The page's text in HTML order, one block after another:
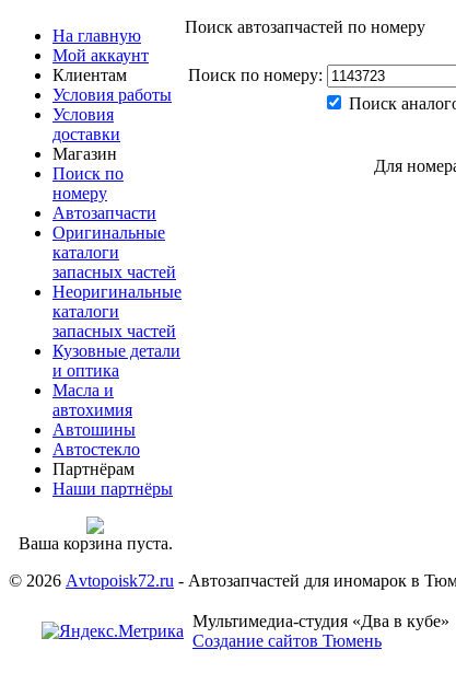
На главную
Мой аккаунт
Клиентам
Условия работы
Условия
доставки
Магазин
Поиск по
номеру
Автозапчасти
Оригинальные
каталоги
запасных частей
Неоригинальные
каталоги
запасных частей
Кузовные детали
и оптика
Масла и
автохимия
Автошины
Автостекло
Партнёрам
Наши партнёры
Ваша корзина пуста.
Поиск автозапчастей по номеру
Поиск по номеру:
Поиск
Для
© 2026 Аvtopoisk72.ru - Автозапчастей для иномарок в
Мультимедиа-студия «Два в кубе»
Создание сайтов Тюмень